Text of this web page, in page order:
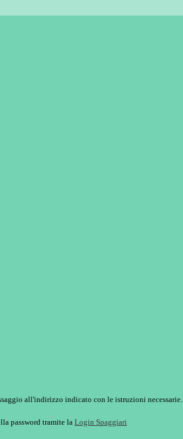
all'indirizzo indicato con le istruzioni necessarie.
password tramite la Login Spaggiari